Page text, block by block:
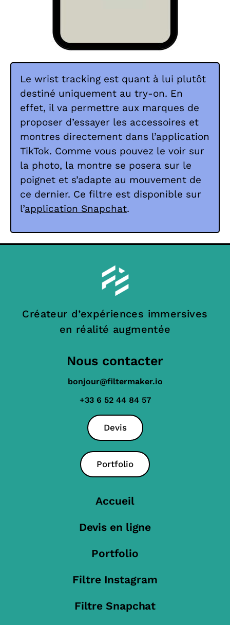
Le wrist tracking est quant à lui plutôt
destiné uniquement au try-on. En
effet, il va permettre aux marques de
proposer d’essayer les accessoires et
montres directement dans l’application
TikTok. Comme vous pouvez le voir sur
la photo, la montre se posera sur le
poignet et s’adapte au mouvement de
ce dernier. Ce filtre est disponible sur
l’application Snapchat.
Créateur d’expériences immersives
en réalité augmentée
Nous contacter
bonjour@filtermaker.io
+33 6 52 44 84 57
Devis
Portfolio
Accueil
Devis en ligne
Portfolio
Filtre Instagram
Filtre Snapchat